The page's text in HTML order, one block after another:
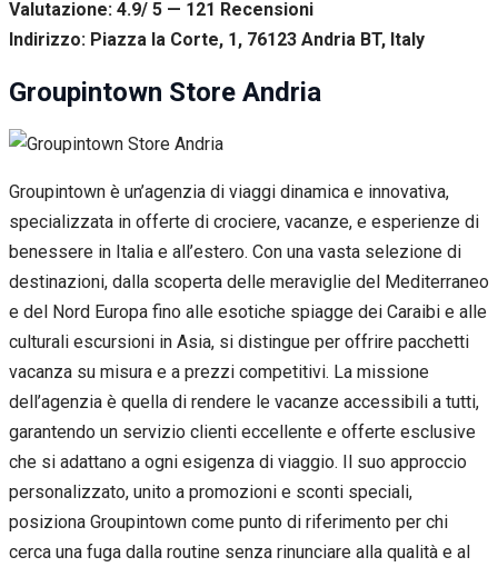
Valutazione: 4.9/ 5 — 121 Recensioni
Indirizzo: Piazza la Corte, 1, 76123 Andria BT, Italy
Groupintown Store Andria
Groupintown è un’agenzia di viaggi dinamica e innovativa,
specializzata in offerte di crociere, vacanze, e esperienze di
benessere in Italia e all’estero. Con una vasta selezione di
destinazioni, dalla scoperta delle meraviglie del Mediterraneo
e del Nord Europa fino alle esotiche spiagge dei Caraibi e alle
culturali escursioni in Asia, si distingue per offrire pacchetti
vacanza su misura e a prezzi competitivi. La missione
dell’agenzia è quella di rendere le vacanze accessibili a tutti,
garantendo un servizio clienti eccellente e offerte esclusive
che si adattano a ogni esigenza di viaggio. Il suo approccio
personalizzato, unito a promozioni e sconti speciali,
posiziona Groupintown come punto di riferimento per chi
cerca una fuga dalla routine senza rinunciare alla qualità e al